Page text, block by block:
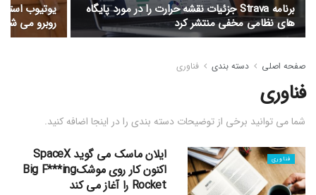
برنامه Strava جزئیات نقشه حرارت را در مورد پایگاه
های نظامی مخفی منتشر کرد
یوتیوب
روبرو می شود
صفحه اصلی دسته بندی فناوری
فناوری
شما می توانید برخی از توضیحات دسته بندی را در اینجا اضافه کنید.
فناوری
ایلان ماسک می گوید SpaceX
اکنون کار روی موشکBig F***ing
Rocket را آغاز می کند